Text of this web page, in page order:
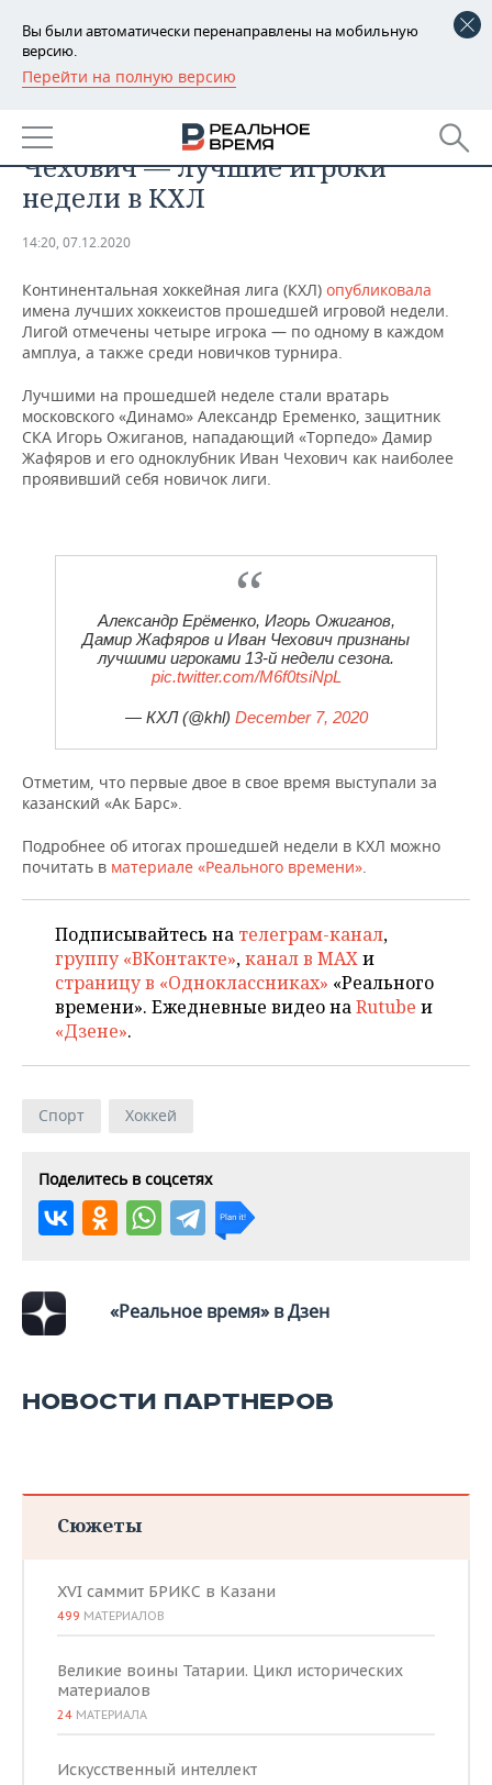
Вы были автоматически перенаправлены на мобильную
версию.
Перейти на полную версию
РЕГИОНЫ
БАШКОРТОСТАН
ТАТАРСТАН
НОВОСТИ
АНАЛИТИКА
ДЕКЛАРАЦИИ О ДОХОДАХ
КОРОЛИ ГОСЗАКАЗА ПФО
КОМУ ПРИНАДЛЕЖАТ
ТОРГОВЫЕ ЦЕНТРЫ
ТАТАРСТАНА
НОВОСТИ ЭКОНОМИКИ
ФИНАНСЫ
БЮДЖЕТ
ИНВЕСТИЦИИ
ПРОМЫШЛЕННОСТЬ
НОВОСТИ
ПРОМЫШЛЕННОСТИ
АГРОПРОМ
МАШИНОСТРОЕНИЕ
НЕФТЬ
ЭНЕРГЕТИКА
НЕДВИЖИМОСТЬ
НОВОСТИ АВТО
БИЗНЕС
НОВОСТИ БИЗНЕСА
УСЛУГИ
ТЕХНОЛОГИИ
МЕДИА
ТЕЛЕКОММУНИКАЦИИ
НОВОСТИ МЕРОПРИЯТИЙ
ВЫЕЗДНАЯ РЕДАКЦИЯ
БИЗНЕС-БРАНЧИ
ОТКРЫТАЯ ЛЕКЦИЯ
НОВОСТИ СПОРТА
БАСКЕТБОЛ
ВОЛЕЙБОЛ
ФИГУРНОЕ КАТАНИЕ
ВОДНЫЕ ВИДЫ СПОРТА
ХОККЕЙ С МЯЧОМ
ОБЩЕСТВО
НОВОСТИ ОБЩЕСТВА
ИНФРАСТРУКТУРА
ИСТОРИЯ
МЕДИЦИНА
ОБРАЗОВАНИЕ
ПРОИСШЕСТВИЯ
СПРАВОЧНИК
СПИСОК ПЕРСОН
ПОЛНАЯ ВЕРСИЯ
Еременко, Ожиганов, Жафяров и
Чехович — лучшие игроки
недели в КХЛ
14:20, 07.12.2020
Континентальная хоккейная лига (КХЛ) опубликовала
имена лучших хоккеистов прошедшей игровой недели.
Лигой отмечены четыре игрока — по одному в каждом
амплуа, а также среди новичков турнира.
Лучшими на прошедшей неделе стали вратарь
московского «Динамо» Александр Еременко, защитник
СКА Игорь Ожиганов, нападающий «Торпедо» Дамир
Жафяров и его одноклубник Иван Чехович как наиболее
проявивший себя новичок лиги.
Александр Ерёменко, Игорь Ожиганов,
Дамир Жафяров и Иван Чехович признаны
лучшими игроками 13-й недели сезона.
pic.twitter.com/M6f0tsiNpL
— КХЛ (@khl) December 7, 2020
Отметим, что первые двое в свое время выступали за
казанский «Ак Барс».
Подробнее об итогах прошедшей недели в КХЛ можно
почитать в материале «Реального времени».
Подписывайтесь на телеграм-канал,
группу «ВКонтакте»,канал в MAXи
страницу в «Одноклассниках» «Реального
времени». Ежедневные видео наRutube и
«Дзене».
Спорт Хоккей
Поделитесь в соцсетях
«Реальное время» в Дзен
НОВОСТИ ПАРТНЕРОВ
Сюжеты
XVI саммит БРИКС в Казани
499 МАТЕРИАЛОВ
Великие воины Татарии. Цикл исторических
материалов
24 МАТЕРИАЛА
Искусственный интеллект